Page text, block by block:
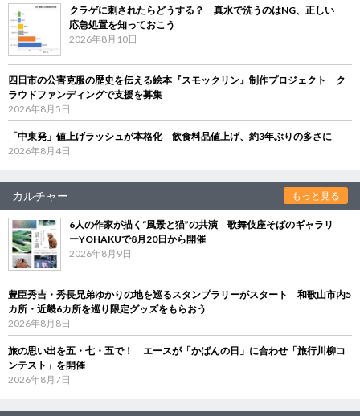
クラゲに刺されたらどうする？ 真水で洗うのはNG、正しい
応急処置を知っておこう
2026年8月10日
四日市の公害克服の歴史を伝える絵本『スモックリン』制作プロジェクト ク
ラウドファンディングで支援を募集
2026年8月5日
「中東発」値上げラッシュが本格化 飲食料品値上げ、約3年ぶりの多さに
2026年8月4日
カルチャー もっと見る
6人の作家が描く“風景と猫”の共演 歌舞伎座そばのギャラリ
ーYOHAKUで8月20日から開催
2026年8月9日
豊臣秀吉・秀長兄弟ゆかりの地を巡るスタンプラリーがスタート 和歌山市内5
カ所・近畿6カ所を巡り限定グッズをもらおう
2026年8月8日
旅の思い出を五・七・五で！ エースが「かばんの日」に合わせ「旅行川柳コ
ンテスト」を開催
2026年8月7日